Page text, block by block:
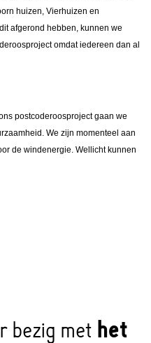
huizen, Vierhuizen en
afgerond hebben, kunnen we
omdat iedereen dan al
postcoderoosproject gaan we
We zijn momenteel aan
de windenergie. Wellicht kunnen
bezig met het